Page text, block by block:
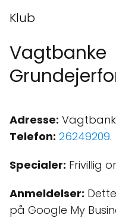
Klub
Vagtbanke
Adresse:
Telefon: 26249209.
Specialer: Frivillig
Anmeldelser:
på Google My